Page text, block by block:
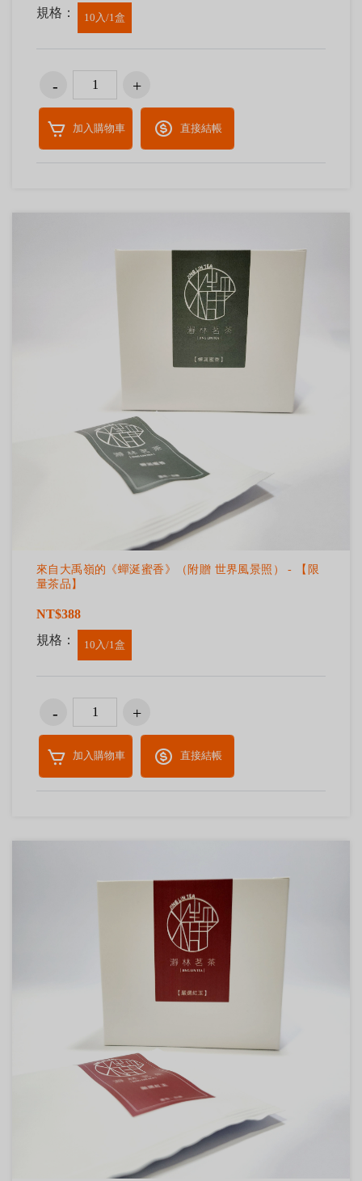
規格： 10入/1盒
加入購物車 直接結帳
來自大禹嶺的《蟬涎蜜香》（附贈 世界風景照） - 【限
量茶品】
NT$388
規格：
10入/1盒
加入購物車 直接結帳